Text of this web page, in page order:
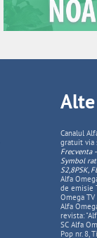
Canalul
gratuit via
Frecventa
Symbol
S2,8PSK,
Alfa
de emisie
Omega
Alfa
revista:
SC Alfa
Pop nr. 8,